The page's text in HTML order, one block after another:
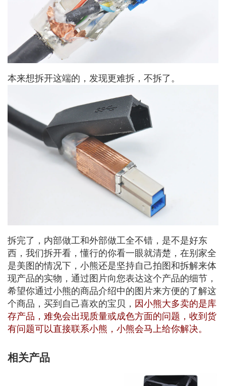
本来想拆开这端的，发现更难拆，不拆了。
拆完了，内部做工和外部做工全不错，是不是好东
西，我们拆开看，懂行的你看一眼就清楚，在别家全
是美图的情况下，小熊还是坚持自己拍图和拆解来体
现产品的实物，通过图片向您表达这个产品的细节，
希望你通过小熊的商品介绍中的图片来方便的了解这
个商品，买到自己喜欢的宝贝， 因小熊大多卖的是库
存产品，难免会出现质量或成色方面的问题，收到货
有问题可以直接联系小熊，小熊会马上给你解决。
相关产品